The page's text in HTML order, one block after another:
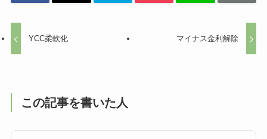
YCC柔軟化 マイナス金利解除
この記事を書いた人